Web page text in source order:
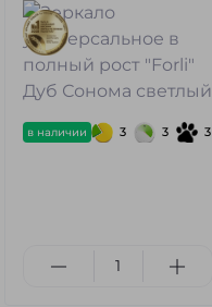
в наличии 3 3 3